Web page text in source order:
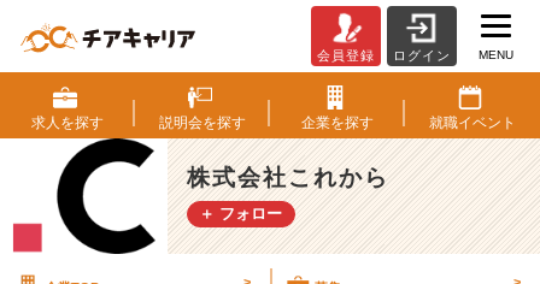
球
の
話！！！
楽
天
ゴ
会員登録 ログイン MENU
求人を探す 説明会を探す 企業を探す 就職イベント
株式会社これから
＋ フォロー